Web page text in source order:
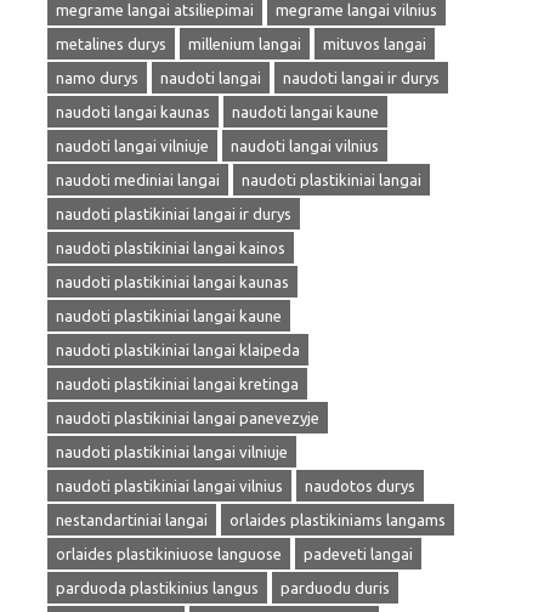
megrame langai atsiliepimai
megrame langai vilnius
metalines durys
millenium langai
mituvos langai
namo durys
naudoti langai
naudoti langai ir durys
naudoti langai kaunas
naudoti langai kaune
naudoti langai vilniuje
naudoti langai vilnius
naudoti mediniai langai
naudoti plastikiniai langai
naudoti plastikiniai langai ir durys
naudoti plastikiniai langai kainos
naudoti plastikiniai langai kaunas
naudoti plastikiniai langai kaune
naudoti plastikiniai langai klaipeda
naudoti plastikiniai langai kretinga
naudoti plastikiniai langai panevezyje
naudoti plastikiniai langai vilniuje
naudoti plastikiniai langai vilnius
naudotos durys
nestandartiniai langai
orlaides plastikiniams langams
orlaides plastikiniuose languose
padeveti langai
parduoda plastikinius langus
parduodu duris